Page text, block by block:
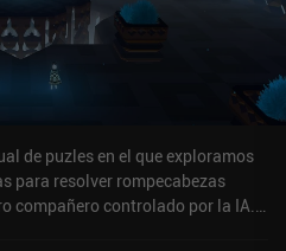
de puzles en el que exploramos
para resolver rompecabezas
compañero controlado por la IA.